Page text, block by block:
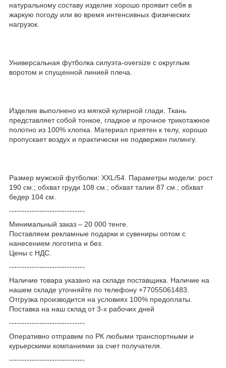
натуральному составу изделие хорошо проявит себя в
жаркую погоду или во время интенсивных физических
нагрузок.
Универсальная футболка силуэта-oversize с округлым
воротом и спущенной линией плеча.
Изделие выполнено из мягкой кулирной глади. Ткань
представляет собой тонкое, гладкое и прочное трикотажное
полотно из 100% хлопка. Материал приятен к телу, хорошо
пропускает воздух и практически не подвержен пилингу.
Размер мужской футболки: XXL/54. Параметры модели: рост
190 см.; обхват груди 108 см.; обхват талии 87 см.; обхват
бедер 104 см.
------------------------------
Минимальный заказ – 20 000 тенге.
Поставляем рекламные подарки и сувениры оптом с
нанесением логотипа и без.
Цены с НДС.
------------------------------
Наличие товара указано на складе поставщика. Наличие на
нашем складе уточняйте по телефону +77055061483.
Отгрузка производится на условиях 100% предоплаты.
Поставка на наш склад от 3-x рабочих дней
------------------------------
Оперативно отправим по РК любыми транспортными и
курьерскими компаниями за счет получателя.
------------------------------